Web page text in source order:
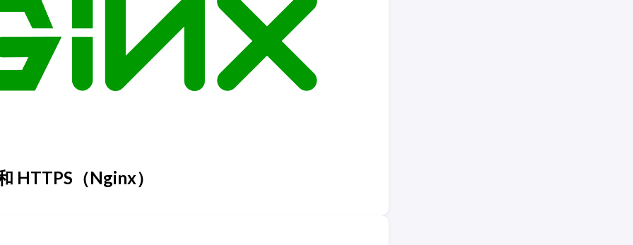
HTTPS（Nginx）